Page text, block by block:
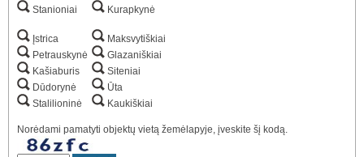
Stanioniai
Įstrica
Petrauskynė
Kašiaburis
Dūdorynė
Stalilioninė
Kurapkynė
Maksvytiškiai
Glazaniškiai
Siteniai
Ūta
Kaukiškiai
Norėdami pamatyti objektų vietą žemėlapyje, įveskite šį kodą.